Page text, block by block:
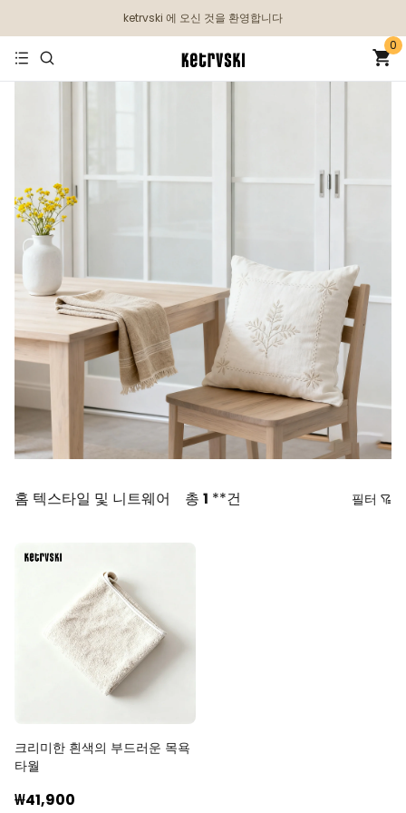
ketrvski 에 오신 것을 환영합니다
0
홈 텍스타일 및 니트웨어 총 1 **건 필터
가격
낮은 가격순
높은 가격순
크리미한 흰색의 부드러운 목욕
타월
₩41,900